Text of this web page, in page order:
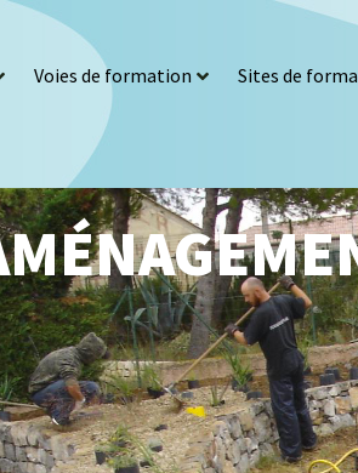
Voies de formation Sites de